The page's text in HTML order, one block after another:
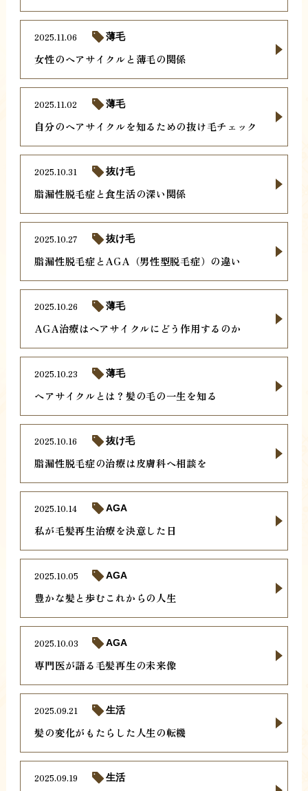
女性のヘアサイクルと薄毛の関係
2025.11.06 薄毛
自分のヘアサイクルを知るための抜け毛チェック
2025.11.02 薄毛
脂漏性脱毛症と食生活の深い関係
2025.10.31 抜け毛
脂漏性脱毛症とAGA（男性型脱毛症）の違い
2025.10.27 抜け毛
AGA治療はヘアサイクルにどう作用するのか
2025.10.26 薄毛
ヘアサイクルとは？髪の毛の一生を知る
2025.10.23 薄毛
脂漏性脱毛症の治療は皮膚科へ相談を
2025.10.16 抜け毛
私が毛髪再生治療を決意した日
2025.10.14 AGA
豊かな髪と歩むこれからの人生
2025.10.05 AGA
専門医が語る毛髪再生の未来像
2025.10.03 AGA
髪の変化がもたらした人生の転機
2025.09.21 生活
2025.09.19 生活